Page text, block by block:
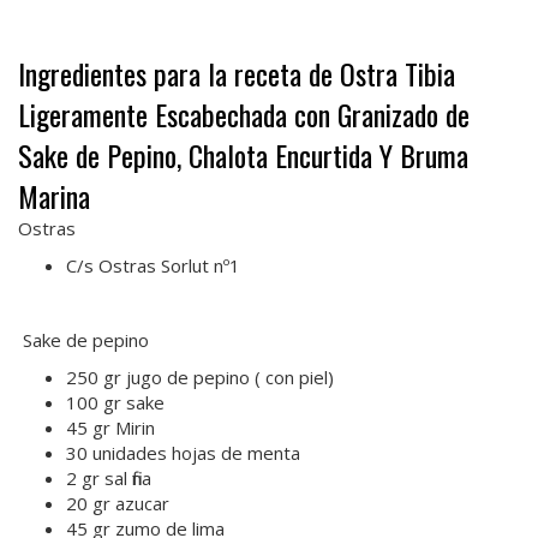
Ingredientes para la receta de Ostra Tibia
Ligeramente Escabechada con Granizado de
Sake de Pepino, Chalota Encurtida Y Bruma
Marina
Ostras
C/s Ostras Sorlut nº1
Sake de pepino
250 gr jugo de pepino ( con piel)
100 gr sake
45 gr Mirin
30 unidades hojas de menta
2 gr sal fina
20 gr azucar
45 gr zumo de lima